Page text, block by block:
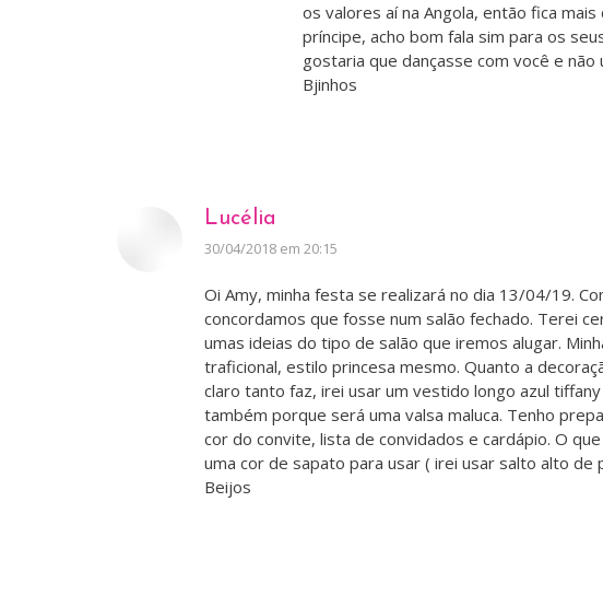
os valores aí na Angola, então fica
príncipe, acho bom fala sim para os
gostaria que dançasse com você e não
Bjinhos
Lucélia
disse:
30/04/2018 em 20:15
Oi Amy, minha festa se realizará no dia 13/04/19.
concordamos que fosse num salão fechado. Terei
umas ideias do tipo de salão que iremos alugar.
traficional, estilo princesa mesmo. Quanto a
claro tanto faz, irei usar um vestido longo azul
também porque será uma valsa maluca. Tenho
cor do convite, lista de convidados e cardápio. O
uma cor de sapato para usar ( irei usar salto alto de
Beijos